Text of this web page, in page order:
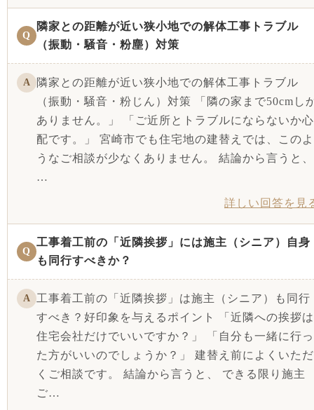
Q
隣家との距離が近い狭小地での解体工事トラブル
（振動・騒音・粉塵）対策
A
隣家との距離が近い狭小地での解体工事トラブル
（振動・騒音・粉じん）対策 「隣の家まで50cmし
ありません。」 「ご近所とトラブルにならないか心
配です。」 宮崎市でも住宅地の建替えでは、このよ
うなご相談が少なくありません。 結論から言うと、
…
詳しい回答を見
Q
工事着工前の「近隣挨拶」には施主（シニア）自身
も同行すべきか？
A
工事着工前の「近隣挨拶」は施主（シニア）も同行
すべき？好印象を与えるポイント 「近隣への挨拶は
住宅会社だけでいいですか？」 「自分も一緒に行っ
た方がいいのでしょうか？」 建替え前によくいただ
くご相談です。 結論から言うと、 できる限り施主
ご…